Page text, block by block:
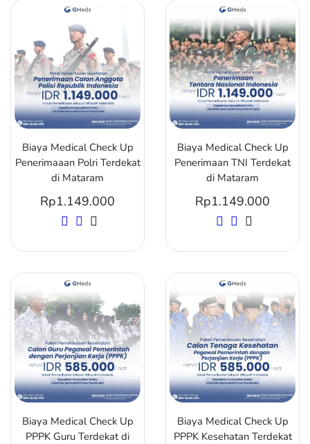
Biaya Medical Check Up
Penerimaaan Polri Terdekat
di Mataram
Rp1.149.000
Biaya Medical Check Up
Penerimaan TNI Terdekat
di Mataram
Rp1.149.000
Biaya Medical Check Up
PPPK Guru Terdekat di
Biaya Medical Check Up
PPPK Kesehatan Terdekat